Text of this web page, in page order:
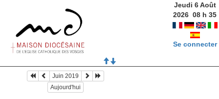
Jeudi 6 Août
2026 08 h35
Se connecter
Juin 2019
Aujourd'hui